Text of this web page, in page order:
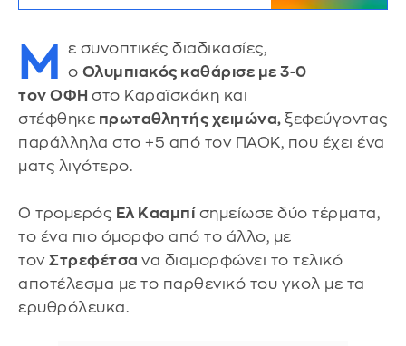
Μ
ε συνοπτικές διαδικασίες,
ο Ολυμπιακός καθάρισε με 3-0
τον ΟΦΗ στο Καραϊσκάκη και
στέφθηκε πρωταθλητής χειμώνα, ξεφεύγοντας
παράλληλα στο +5 από τον ΠΑΟΚ, που έχει ένα
ματς λιγότερο.
Ο τρομερός Ελ Κααμπίσημείωσε δύο τέρματα,
το ένα πιο όμορφο από το άλλο, με
τον Στρεφέτσα να διαμορφώνει το τελικό
αποτέλεσμα με το παρθενικό του γκολ με τα
ερυθρόλευκα.